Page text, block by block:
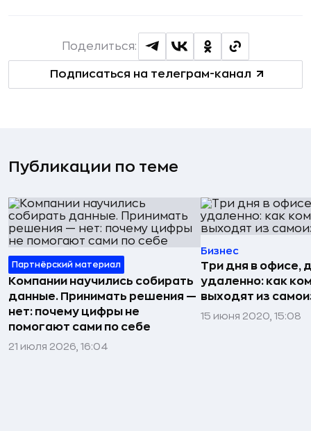
Подписаться на телеграм-канал
Поделиться:
Публикации по теме
Партнёрский материал
Компании научились собирать
данные. Принимать решения —
нет: почему цифры не
помогают сами по себе
21 июля 2026, 16:04
Бизнес
Три дня в офисе,
удаленно: как
выходят из
15 июня 2020, 15:08